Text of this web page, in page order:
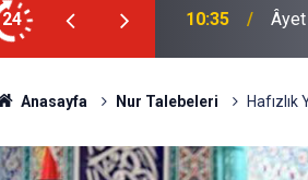
24 09:25 İyi
Anasayfa Nur Talebeleri